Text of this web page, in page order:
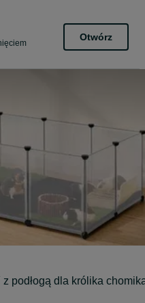
Otwórz
podłogą dla królika